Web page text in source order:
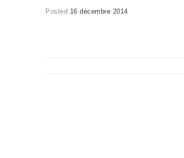
Posted 16 décembre 2014